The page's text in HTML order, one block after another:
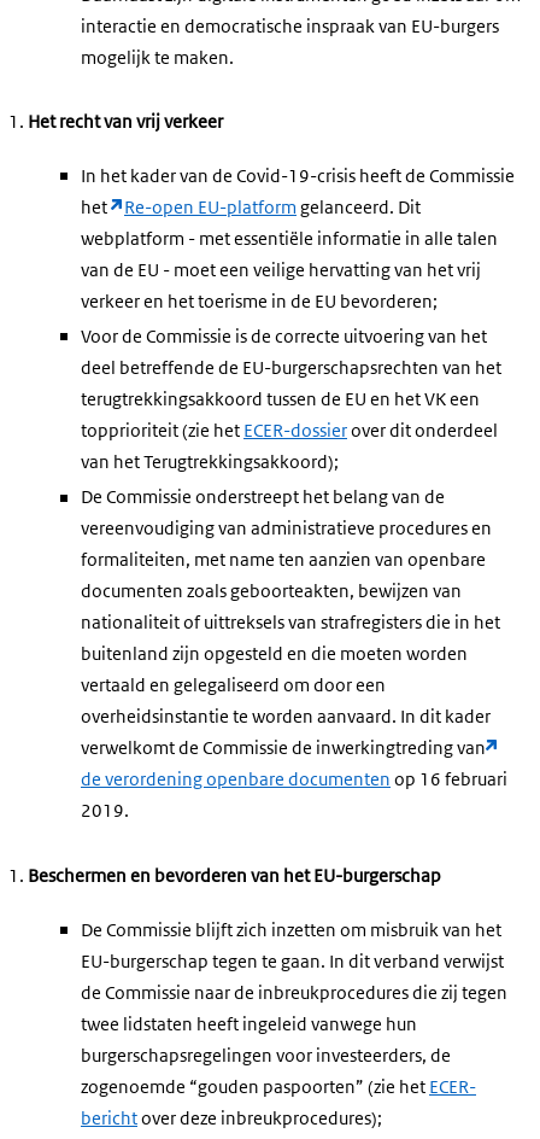
interactie en democratische inspraak van EU-burgers
mogelijk te maken.
Het recht van vrij verkeer
In het kader van de Covid-19-crisis heeft de Commissie
het
Re-open EU-platform gelanceerd. Dit
webplatform - met essentiële informatie in alle talen
van de EU - moet een veilige hervatting van het vrij
verkeer en het toerisme in de EU bevorderen;
Voor de Commissie is de correcte uitvoering van het
deel betreffende de EU-burgerschapsrechten van het
terugtrekkingsakkoord tussen de EU en het VK een
topprioriteit (zie het ECER-dossierover dit onderdeel
van het Terugtrekkingsakkoord);
De Commissie onderstreept het belang van de
vereenvoudiging van administratieve procedures en
formaliteiten, met name ten aanzien van openbare
documenten zoals geboorteakten, bewijzen van
nationaliteit of uittreksels van strafregisters die in het
buitenland zijn opgesteld en die moeten worden
vertaald en gelegaliseerd om door een
overheidsinstantie te worden aanvaard. In dit kader
verwelkomt de Commissie de inwerkingtreding van
de verordening openbare documenten op 16 februari
2019.
Beschermen en bevorderen van het EU-burgerschap
De Commissie blijft zich inzetten om misbruik van het
EU-burgerschap tegen te gaan. In dit verband verwijst
de Commissie naar de inbreukprocedures die zij tegen
twee lidstaten heeft ingeleid vanwege hun
burgerschapsregelingen voor investeerders, de
zogenoemde “gouden paspoorten” (zie het ECER-
berichtover deze inbreukprocedures);